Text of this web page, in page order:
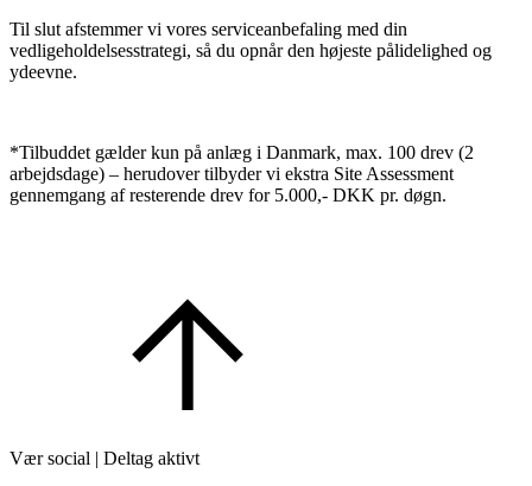
Til slut afstemmer vi vores serviceanbefaling med din
vedligeholdelsesstrategi, så du opnår den højeste pålidelighed og
ydeevne.
*Tilbuddet gælder kun på anlæg i Danmark, max. 100 drev (2
arbejdsdage) – herudover tilbyder vi ekstra Site Assessment
gennemgang af resterende drev for 5.000,- DKK pr. døgn.
Vær social | Deltag aktivt